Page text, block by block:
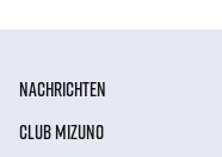
NACHRICHTEN
CLUB MIZUNO